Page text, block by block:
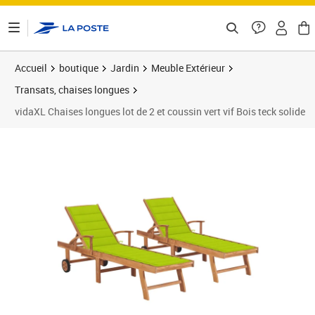
Accueil boutique Jardin
Meuble Extérieur
Transats, chaises longues
vidaXL Chaises longues lot de 2 et coussin vert vif Bois teck solide